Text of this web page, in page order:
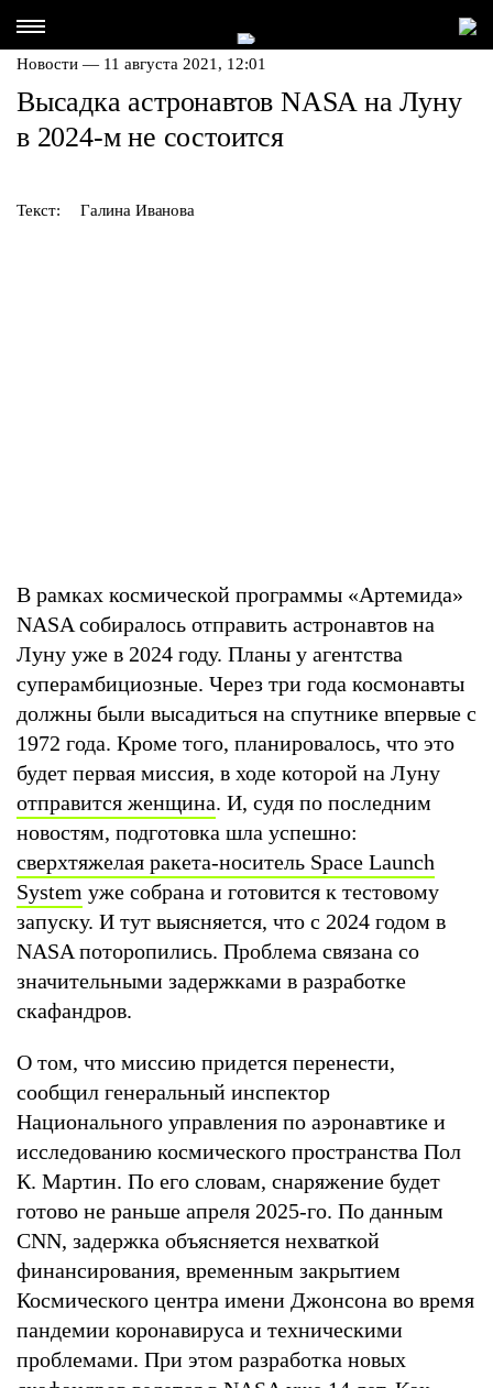
Новости — 11 августа 2021, 12:01
Высадка астронавтов NASA на Луну
в 2024-м не состоится
Текст: Галина Иванова
В рамках космической программы «Артемида»
NASA собиралось отправить астронавтов на
Луну уже в 2024 году. Планы у агентства
суперамбициозные. Через три года космонавты
должны были высадиться на спутнике впервые с
1972 года. Кроме того, планировалось, что это
будет первая миссия, в ходе которой на Луну
отправится женщина. И, судя по последним
новостям, подготовка шла успешно:
сверхтяжелая ракета-носитель Space Launch
System уже собрана и готовится к тестовому
запуску. И тут выясняется, что с 2024 годом в
NASA поторопились. Проблема связана со
значительными задержками в разработке
скафандров.
О том, что миссию придется перенести,
сообщил генеральный инспектор
Национального управления по аэронавтике и
исследованию космического пространства Пол
К. Мартин. По его словам, снаряжение будет
готово не раньше апреля 2025-го. По данным
CNN, задержка объясняется нехваткой
финансирования, временным закрытием
Космического центра имени Джонсона во время
пандемии коронавируса и техническими
проблемами. При этом разработка новых